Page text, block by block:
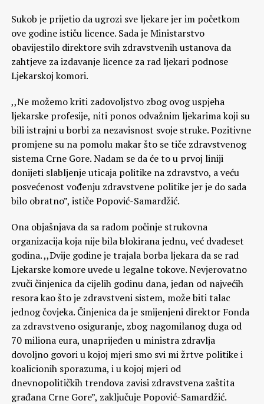
Sukob je prijetio da ugrozi sve ljekare jer im početkom
ove godine ističu licence. Sada je Ministarstvo
obavijestilo direktore svih zdravstvenih ustanova da
zahtjeve za izdavanje licence za rad ljekari podnose
Ljekarskoj komori.
,,Ne možemo kriti zadovoljstvo zbog ovog uspjeha
ljekarske profesije, niti ponos odvažnim ljekarima koji su
bili istrajni u borbi za nezavisnost svoje struke. Pozitivne
promjene su na pomolu makar što se tiče zdravstvenog
sistema Crne Gore. Nadam se da će to u prvoj liniji
donijeti slabljenje uticaja politike na zdravstvo, a veću
posvećenost vođenju zdravstvene politike jer je do sada
bilo obratno”, ističe Popović-Samardžić.
Ona objašnjava da sa radom počinje strukovna
organizacija koja nije bila blokirana jednu, već dvadeset
godina. ,,Dvije godine je trajala borba ljekara da se rad
Ljekarske komore uvede u legalne tokove. Nevjerovatno
zvuči činjenica da cijelih godinu dana, jedan od najvećih
resora kao što je zdravstveni sistem, može biti talac
jednog čovjeka. Činjenica da je smijenjeni direktor Fonda
za zdravstveno osiguranje, zbog nagomilanog duga od
70 miliona eura, unaprijeđen u ministra zdravlja
dovoljno govori u kojoj mjeri smo svi mi žrtve politike i
koalicionih sporazuma, i u kojoj mjeri od
dnevnopolitičkih trendova zavisi zdravstvena zaštita
građana Crne Gore”, zaključuje Popović-Samardžić.